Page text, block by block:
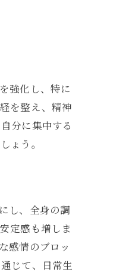
強化し、特に
を整え、精神
分に集中する
ょう。
し、全身の調
定感も増しま
感情のブロッ
じて、日常生